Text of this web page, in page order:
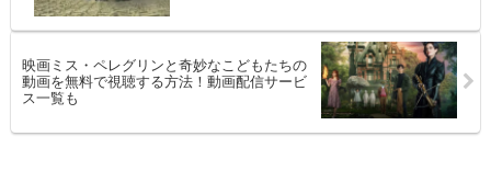
映画ミス・ペレグリンと奇妙なこどもたちの
動画を無料で視聴する方法！動画配信サービ
ス一覧も